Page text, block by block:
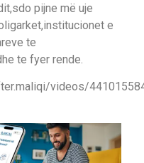
pijne më uje
e
te
te fyer rende.
videos/